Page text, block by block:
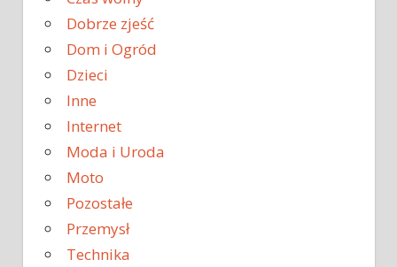
Dobrze zjeść
Dom i Ogród
Dzieci
Inne
Internet
Moda i Uroda
Moto
Pozostałe
Przemysł
Technika